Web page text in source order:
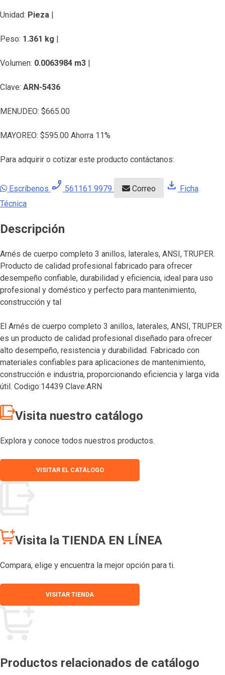
Unidad: Pieza |
Peso: 1.361 kg |
Volumen: 0.0063984 m3 |
Clave: ARN-5436
MENUDEO: $665.00
MAYOREO: $595.00 Ahorra 11%
Para adquirir o cotizar este producto contáctanos:
Escríbenos phone_enabled 561161 9979 Correo download Ficha
Técnica
Descripción
Arnés de cuerpo completo 3 anillos, laterales, ANSI, TRUPER.
Producto de calidad profesional fabricado para ofrecer
desempeño confiable, durabilidad y eficiencia, ideal para uso
profesional y doméstico y perfecto para mantenimiento,
construcción y tal
El Arnés de cuerpo completo 3 anillos, laterales, ANSI, TRUPER
es un producto de calidad profesional diseñado para ofrecer
alto desempeño, resistencia y durabilidad. Fabricado con
materiales confiables para aplicaciones de mantenimiento,
construcción e industria, proporcionando eficiencia y larga vida
útil. Codigo:14439 Clave:ARN
Visita nuestro catálogo
Explora y conoce todos nuestros productos.
VISITAR EL CATÁLOGO
Visita la TIENDA EN LÍNEA
Compara, elige y encuentra la mejor opción para ti.
VISITAR TIENDA
Productos relacionados de catálogo